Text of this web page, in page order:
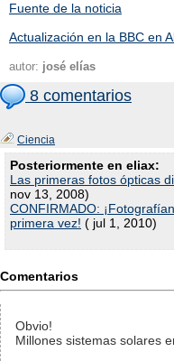
Fuente de la noticia
Actualización en la BBC en
autor: josé elías
8 comentarios
Ciencia
Posteriormente en eliax:
Las primeras fotos ópticas
nov 13, 2008)
CONFIRMADO:
primera vez! ( jul 1, 2010)
Comentarios
Obvio!
Millones sistemas solares